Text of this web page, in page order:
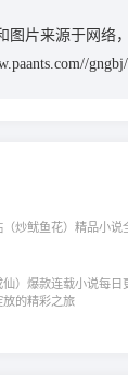
图片来源于网络
炒鱿鱼花）精品小说
）‌爆款连载小说每日
的精彩之旅